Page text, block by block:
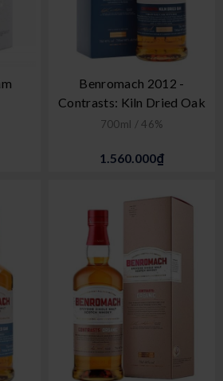
Benromach 2012 -
Contrasts: Kiln Dried Oak
700ml / 46%
1.560.000₫